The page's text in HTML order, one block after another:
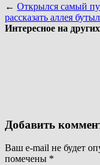
← Открылся самый
рассказать аллея
Интересное на
Добавить
Ваш e-mail не будет
помечены *